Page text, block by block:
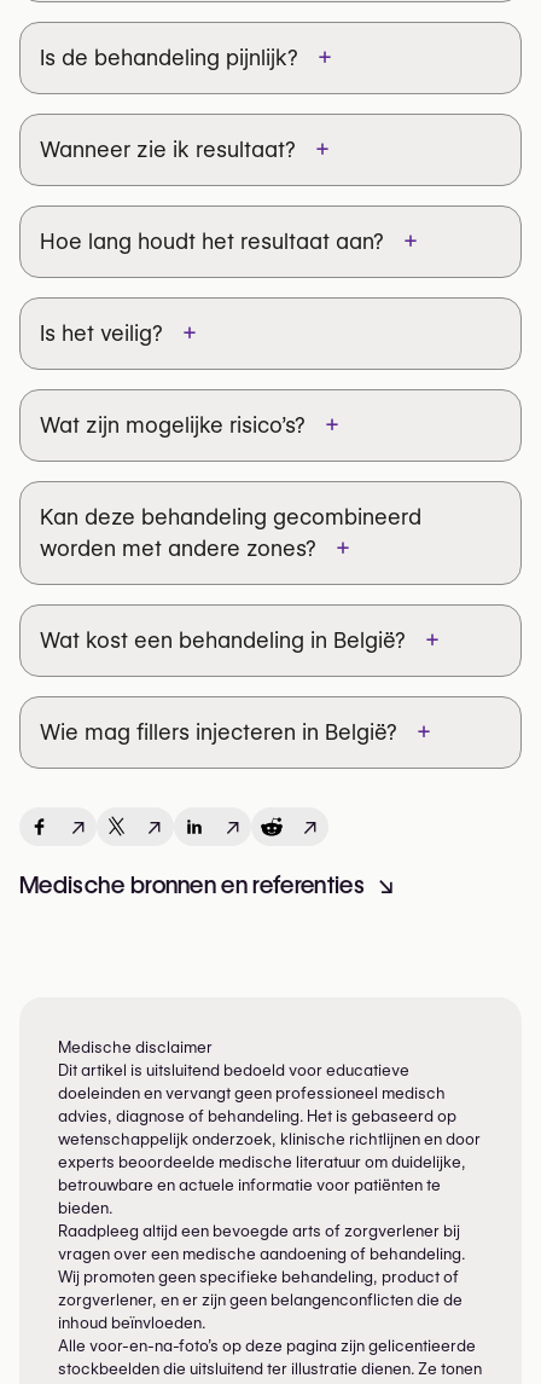
Wilt u uw glimlach op een subtiele manier
versterken?
lipfillerbehandelingen →
Is de behandeling pijnlijk? +
Wanneer zie ik resultaat? +
Hoe lang houdt het resultaat aan? +
Is het veilig? +
Wat zijn mogelijke risico’s? +
Kan deze behandeling gecombineerd
worden met andere zones?
+
Wat kost een behandeling in België? +
Wie mag fillers injecteren in België? +
↗ ↗ ↗ ↗
Medische bronnen en referenties ↘
Medische disclaimer
Dit artikel is uitsluitend bedoeld voor educatieve
doeleinden en vervangt geen professioneel medisch
advies, diagnose of behandeling. Het is gebaseerd op
wetenschappelijk onderzoek, klinische richtlijnen en door
experts beoordeelde medische literatuur om duidelijke,
betrouwbare en actuele informatie voor patiënten te
bieden.
Raadpleeg altijd een bevoegde arts of zorgverlener bij
vragen over een medische aandoening of behandeling.
Wij promoten geen specifieke behandeling, product of
zorgverlener, en er zijn geen belangenconflicten die de
inhoud beïnvloeden.
Alle voor-en-na-foto’s op deze pagina zijn gelicentieerde
stockbeelden die uitsluitend ter illustratie dienen. Ze tonen